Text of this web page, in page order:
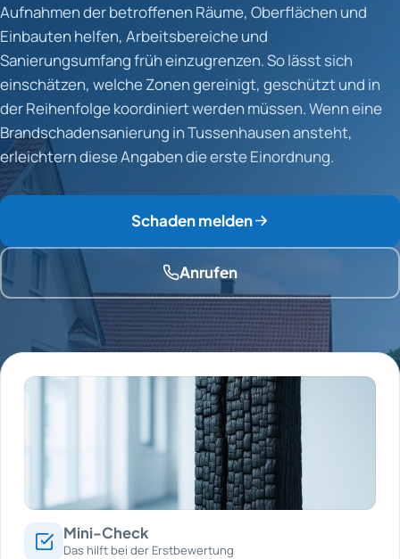
Aufnahmen der betroffenen Räume, Oberflächen und
Einbauten helfen, Arbeitsbereiche und
Sanierungsumfang früh einzugrenzen. So lässt sich
einschätzen, welche Zonen gereinigt, geschützt und in
der Reihenfolge koordiniert werden müssen. Wenn eine
Brandschadensanierung in Tussenhausen ansteht,
erleichtern diese Angaben die erste Einordnung.
Schaden melden
Anrufen
Mini-Check
Das hilft bei der Erstbewertung